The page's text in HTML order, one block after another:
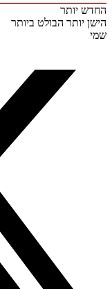
יותר
יותר הבולט ביותר